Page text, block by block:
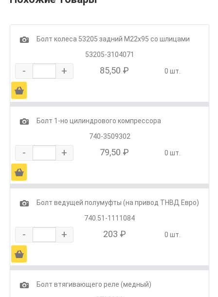
1
Болт колеса 53205 задний М22х95 со шлицами
53205-3104071
- + 85,50 ₽ 0 шт.
Ä
1
Болт 1-но цилиндрового компрессора
740-3509302
- + 79,50 ₽ 0 шт.
Ä
1
Болт ведущей полумуфты (на привод ТНВД Евро)
740.51-1111084
- + 203 ₽ 0 шт.
Ä
1
Болт втягивающего реле (медный)